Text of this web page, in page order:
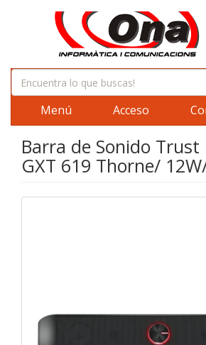
Menú Acceso
Barra de Sonido
GXT 619 Thorne/